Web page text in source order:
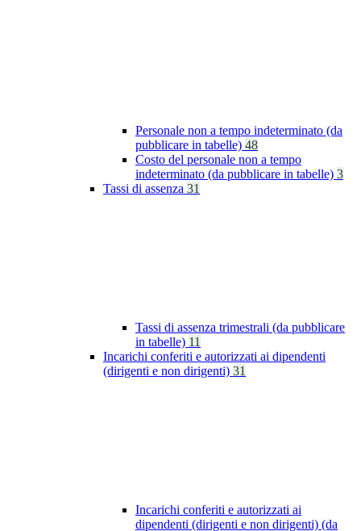
Personale non a tempo indeterminato (da
pubblicare in tabelle) 48
Costo del personale non a tempo
indeterminato (da pubblicare in tabelle) 3
Tassi di assenza 31
Tassi di assenza trimestrali (da pubblicare
in tabelle) 11
Incarichi conferiti e autorizzati ai dipendenti
(dirigenti e non dirigenti) 31
Incarichi conferiti e autorizzati ai
dipendenti (dirigenti e non dirigenti) (da